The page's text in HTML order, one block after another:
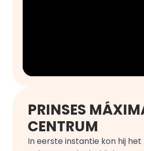
PRINSES
CENTRUM
In eerste instantie kon hij het